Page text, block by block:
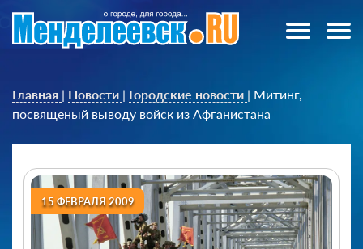
Главная | Новости | Городские новости | Митинг,
посвященый выводу войск из Афганистана
15 ФЕВРАЛЯ 2009